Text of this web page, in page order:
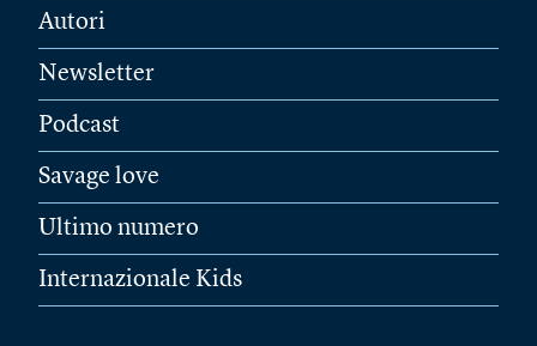
Autori
Newsletter
Podcast
Savage love
Ultimo numero
Internazionale Kids